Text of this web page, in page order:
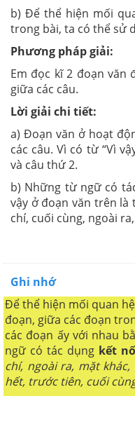
b) Để thể hiện mối
trong bài, ta có thể sử
Phương pháp giải:
Em đọc kĩ 2 đoạn văn
giữa các câu.
Lời giải chi tiết:
a) Đoạn văn ở hoạt
các câu. Vì có từ “Vì
và câu thứ 2.
b) Những từ ngữ có
vậy ở đoạn văn trên là
chí, cuối cùng, ngoài
Ghi nhớ
Để thể hiện mối quan
đoạn, giữa các đoạn
các đoạn ấy với nhau
ngữ có tác dụng kết
chí, ngoài ra, mặt
hết, trước tiên, cuối